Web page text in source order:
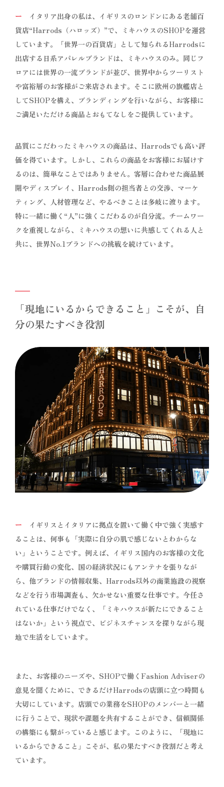
ー イタリア出身の私は、イギリスのロンドンにある老舗百
貨店“Harrods（ハロッズ）”で、ミキハウスのSHOPを運営
しています。「世界一の百貨店」として知られるHarrodsに
出店する日系アパレルブランドは、ミキハウスのみ。同じフ
ロアには世界の一流ブランドが並び、世界中からツーリスト
や富裕層のお客様がご来店されます。そこに欧州の旗艦店と
してSHOPを構え、ブランディングを行いながら、お客様に
ご満足いただける商品とおもてなしをご提供しています。
品質にこだわったミキハウスの商品は、Harrodsでも高い評
価を得ています。しかし、これらの商品をお客様にお届けす
るのは、簡単なことではありません。客層に合わせた商品展
開やディスプレイ、Harrods側の担当者との交渉、マーケ
ティング、人材管理など、やるべきことは多岐に渡ります。
特に一緒に働く“人”に強くこだわるのが自分流。チームワー
クを重視しながら、ミキハウスの想いに共感してくれる人と
共に、世界No.1ブランドへの挑戦を続けています。
「現地にいるからできること」こそが、自
分の果たすべき役割
ー イギリスとイタリアに拠点を置いて働く中で強く実感す
ることは、何事も「実際に自分の肌で感じないとわからな
い」ということです。例えば、イギリス国内のお客様の文化
や購買行動の変化、国の経済状況にもアンテナを張りなが
ら、他ブランドの情報収集、Harrods以外の商業施設の視察
などを行う市場調査も、欠かせない重要な仕事です。今任さ
れている仕事だけでなく、「ミキハウスが新たにできること
はないか」という視点で、ビジネスチャンスを探りながら現
地で生活をしています。
また、お客様のニーズや、SHOPで働くFashion Adviserの
意見を聞くために、できるだけHarrodsの店頭に立つ時間も
大切にしています。店頭での業務をSHOPのメンバーと一緒
に行うことで、現状や課題を共有することができ、信頼関係
の構築にも繋がっていると感じます。このように、「現地に
いるからできること」こそが、私の果たすべき役割だと考え
ています。